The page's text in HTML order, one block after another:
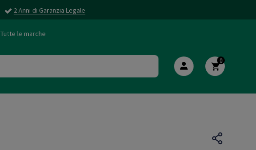
2 Anni di Garanzia Legale
Tutte le marche
0